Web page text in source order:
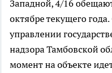
Западной, 4/16
октябре текущего
управлении
надзора Тамбовской
момент на объекте